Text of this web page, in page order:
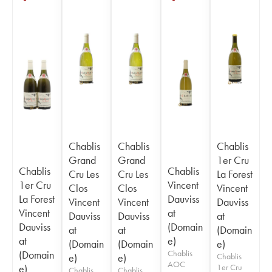
Chablis
1er Cru
La Forest
Vincent
Dauviss
at
(Domain
e)
Chablis
Grand
Cru Les
Clos
Vincent
Dauviss
at
(Domain
e)
Chablis
Grand
Cru Les
Clos
Vincent
Dauviss
at
(Domain
e)
Chablis
Vincent
Dauviss
at
(Domain
e)
Chablis
AOC
Chablis
1er Cru
La Forest
Vincent
Dauviss
at
(Domain
e)
Chablis
1er Cru